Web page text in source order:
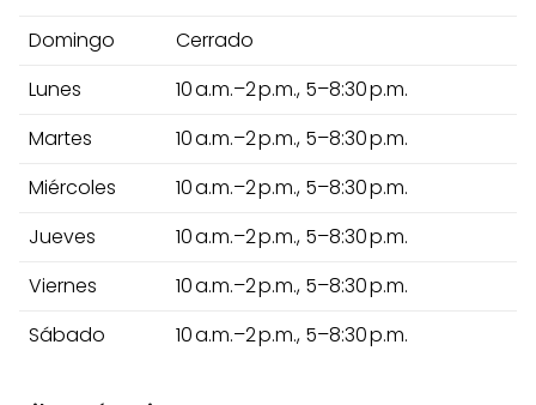
Domingo
Cerrado
Lunes
10 a.m.–2 p.m., 5–8:30 p.m.
Martes
10 a.m.–2 p.m., 5–8:30 p.m.
Miércoles
10 a.m.–2 p.m., 5–8:30 p.m.
Jueves
10 a.m.–2 p.m., 5–8:30 p.m.
Viernes
10 a.m.–2 p.m., 5–8:30 p.m.
Sábado
10 a.m.–2 p.m., 5–8:30 p.m.